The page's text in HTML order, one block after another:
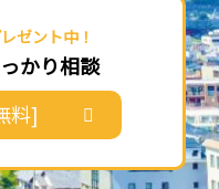
ゼント中！
かり相談
料]